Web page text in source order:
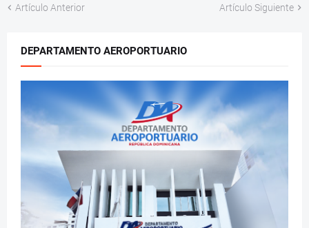
Artículo Anterior Artículo Siguiente
DEPARTAMENTO AEROPORTUARIO